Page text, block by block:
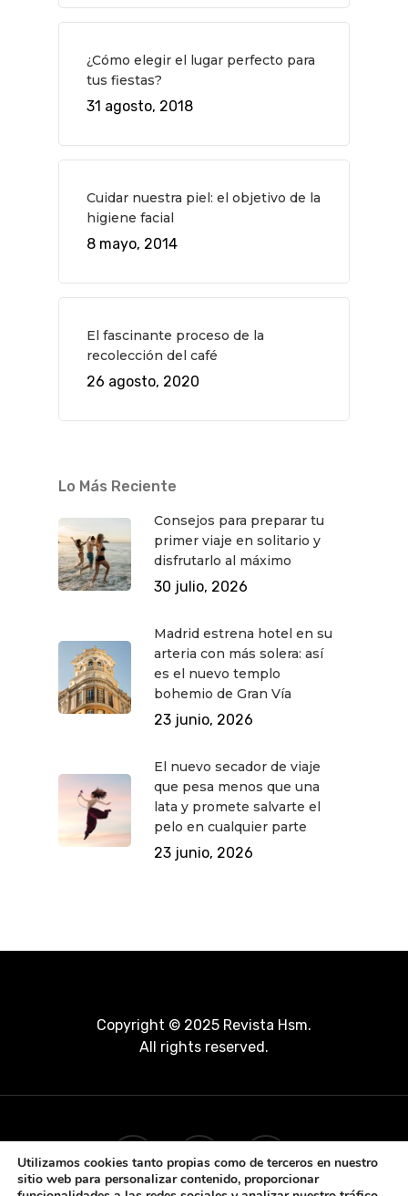
¿Cómo elegir el lugar perfecto para
tus fiestas?
31 agosto, 2018
Cuidar nuestra piel: el objetivo de la
higiene facial
8 mayo, 2014
El fascinante proceso de la
recolección del café
26 agosto, 2020
Lo Más Reciente
Consejos para preparar tu
primer viaje en solitario y
disfrutarlo al máximo
30 julio, 2026
Madrid estrena hotel en su
arteria con más solera: así
es el nuevo templo
bohemio de Gran Vía
23 junio, 2026
El nuevo secador de viaje
que pesa menos que una
lata y promete salvarte el
pelo en cualquier parte
23 junio, 2026
Copyright © 2025 Revista Hsm.
All rights reserved.
Teatro
Rutas Por Madrid
BEAUTY
Utilizamos cookies tanto propias como de terceros en nuestro
sitio web para personalizar contenido, proporcionar